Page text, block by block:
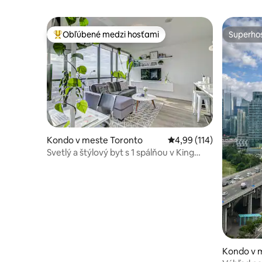
Najobľúbenejšie medzi hosťami
Obľúbené medzi hosťami
Kondo v meste Toronto Priemerné
4,99 (114)
Svetlý a štýlový byt s 1 spálňou v King
Kondo v